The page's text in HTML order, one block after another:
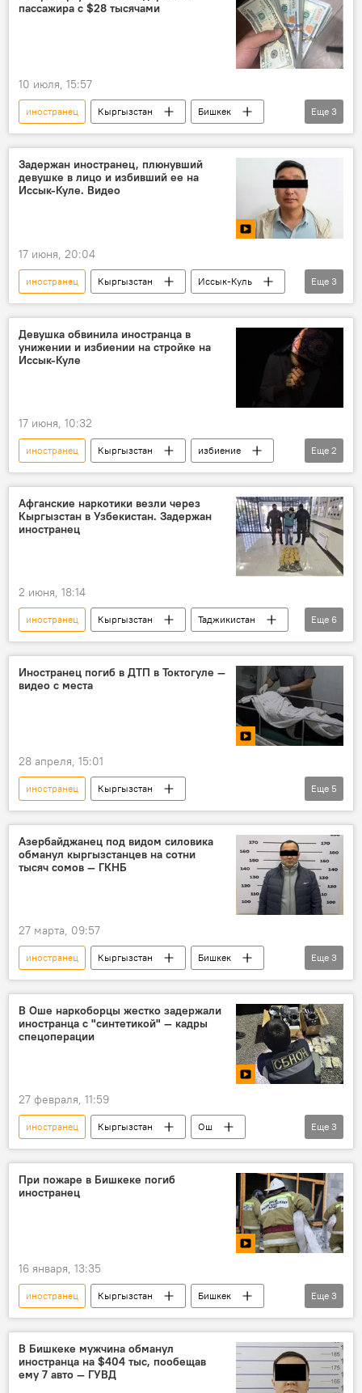
пассажира с $28 тысячами
10 июля, 15:57
иностранец Кыргызстан
Бишкек
аэропорт "Манас"
доллары
Государственная таможенная служба
Еще 3
Задержан иностранец, плюнувший
девушке в лицо и избивший ее на
Иссык-Куле. Видео
17 июня, 20:04
иностранец Кыргызстан
Иссык-Куль
девушка
избиение задержание
Еще 3
Девушка обвинила иностранца в
унижении и избиении на стройке на
Иссык-Куле
17 июня, 10:32
иностранец Кыргызстан
избиение
девушка
стройка
Еще 2
Афганские наркотики везли через
Кыргызстан в Узбекистан. Задержан
иностранец
2 июня, 18:14
иностранец Кыргызстан
Таджикистан
Узбекистан
гашиш
наркотики
задержание МВД
Еще 6
Иностранец погиб в ДТП в Токтогуле —
видео с места
28 апреля, 15:01
иностранец
Кыргызстан
Токтогульский район
ДТП
гибель
смерть
Еще 5
Азербайджанец под видом силовика
обманул кыргызстанцев на сотни
тысяч сомов — ГКНБ
27 марта, 09:57
иностранец Кыргызстан
Бишкек
ГКНБ
мошенничество задержание
Еще 3
В Оше наркоборцы жестко задержали
иностранца с "синтетикой" — кадры
спецоперации
27 февраля, 11:59
иностранец Кыргызстан
Ош
СБНОН
наркотики задержание
Еще 3
При пожаре в Бишкеке погиб
иностранец
16 января, 13:35
иностранец Кыргызстан
Бишкек
пожар
гибель видео
Еще 3
В Бишкеке мужчина обманул
иностранца на $404 тыс, пообещав
ему 7 авто — ГУВД